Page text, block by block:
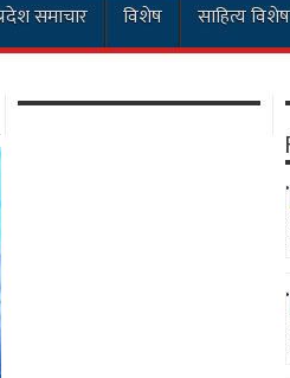
समाचार विशेष साहित्य विशेष